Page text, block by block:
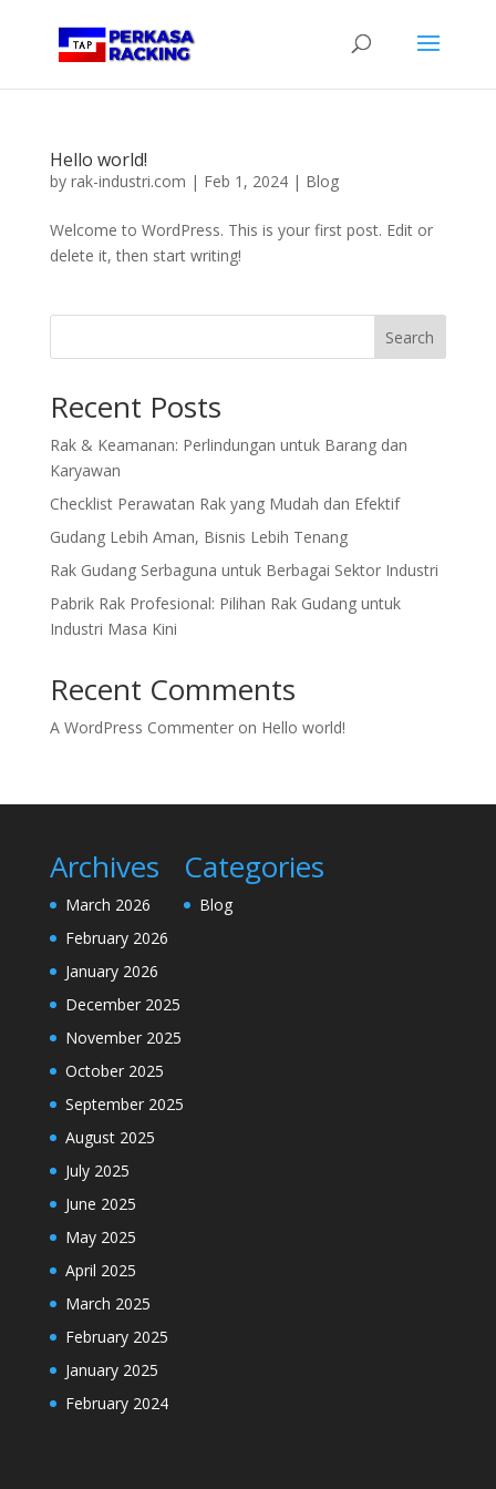
Hello world!
by rak-industri.com | Feb 1, 2024| Blog
Welcome to WordPress. This is your first post. Edit or
delete it, then start writing!
Search
Recent Posts
Rak & Keamanan: Perlindungan untuk Barang dan
Karyawan
Checklist Perawatan Rak yang Mudah dan Efektif
Gudang Lebih Aman, Bisnis Lebih Tenang
Rak Gudang Serbaguna untuk Berbagai Sektor Industri
Pabrik Rak Profesional: Pilihan Rak Gudang untuk
Industri Masa Kini
Recent Comments
A WordPress Commenteron Hello world!
Archives
March 2026
February 2026
January 2026
December 2025
November 2025
October 2025
September 2025
August 2025
July 2025
June 2025
May 2025
April 2025
March 2025
February 2025
January 2025
February 2024
Categories
Blog